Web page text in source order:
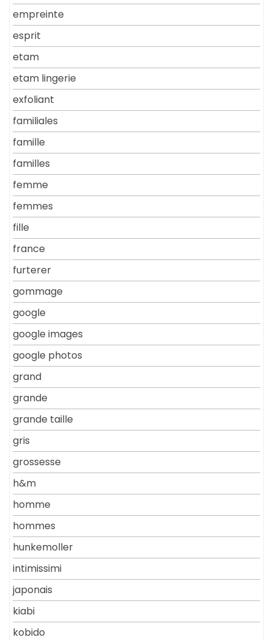
empreinte
esprit
etam
etam lingerie
exfoliant
familiales
famille
familles
femme
femmes
fille
france
furterer
gommage
google
google images
google photos
grand
grande
grande taille
gris
grossesse
h&m
homme
hommes
hunkemoller
intimissimi
japonais
kiabi
kobido